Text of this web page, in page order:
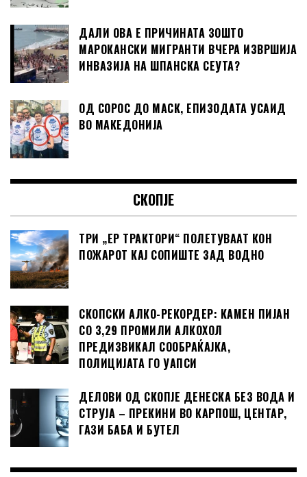
ДАЛИ ОВА Е ПРИЧИНАТА ЗОШТО
МАРОКАНСКИ МИГРАНТИ ВЧЕРА ИЗВРШИЈА
ИНВАЗИЈА НА ШПАНСКА СЕУТА?
ОД СОРОС ДО МАСК, ЕПИЗОДАТА УСАИД
ВО МАКЕДОНИЈА
СКОПЈЕ
ТРИ „ЕР ТРАКТОРИ“ ПОЛЕТУВААТ КОН
ПОЖАРОТ КАЈ СОПИШТЕ ЗАД ВОДНО
СКОПСКИ АЛКО-РЕКОРДЕР: КАМЕН ПИЈАН
СО 3,29 ПРОМИЛИ АЛКОХОЛ
ПРЕДИЗВИКАЛ СООБРАЌАЈКА,
ПОЛИЦИЈАТА ГО УАПСИ
ДЕЛОВИ ОД СКОПЈЕ ДЕНЕСКА БЕЗ ВОДА И
СТРУЈА – ПРЕКИНИ ВО КАРПОШ, ЦЕНТАР,
ГАЗИ БАБА И БУТЕЛ